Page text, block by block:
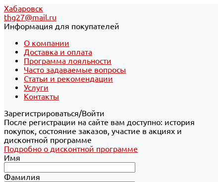
Хабаровск
thg27@mail.ru
Информация для покупателей
О компании
Доставка и оплата
Программа лояльности
Часто задаваемые вопросы
Статьи и рекомендации
Услуги
Контакты
Зарегистрироваться/Войти
После регистрации на сайте вам доступно: история
покупок, состояние заказов, участие в акциях и
дисконтной программе
Подробно о дисконтной программе
Имя
Фамилия